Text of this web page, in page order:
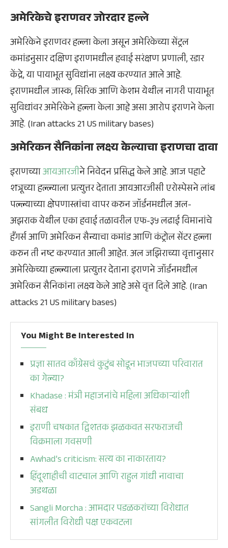
अमेरिकेचे इराणवर जोरदार हल्ले
अमेरिकेने इराणवर हल्ला केला असून अमेरिकेच्या सेंट्रल
कमांडनुसार दक्षिण इराणमधील हवाई सरंक्षण प्रणाली, रडार
केंद्रे, या पायाभूत सुविधांना लक्ष्य करण्यात आले आहे.
इराणमधील जास्क, सिरिक आणि केशम येथील नागरी पायाभूत
सुविधांवर अमेरिकेने हल्ला केला आहे असा आरोप इराणने केला
आहे. (Iran attacks 21 US military bases)
अमेरिकन सैनिकांना लक्ष्य केल्याचा इराणचा दावा
इराणच्याआयआरजीने निवेदन प्रसिद्ध केले आहे. आज पहाटे
शत्रूच्या हल्ल्याला प्रत्युत्तर देताता आयआरजीसी एरोस्पेसने लांब
पल्ल्याच्या क्षेपणास्त्रांचा वापर करुन जॉर्डनमधील अल-
अझराक येथील एका हवाई तळावरील एफ-३५ लढाई विमानांचे
हँगर्स आणि अमेरिकन सैन्याचा कमांड आणि कंट्रोल सेंटर हल्ला
करुन ती नष्ट करण्यात आली आहेत. अल जझिराच्या वृत्तानुसार
अमेरिकेच्या हल्ल्याला प्रत्युत्तर देताना इराणने जॉर्डनमधील
अमेरिकन सैनिकांना लक्ष्य केले आहे असे वृत्त दिले आहे. (Iran
attacks 21 US military bases)
You Might Be Interested In
प्रज्ञा सातव काँग्रेसचं कुटुंब सोडून भाजपच्या परिवारात
का गेल्या?
Khadase : मंत्री महाजनांचे महिला अधिकाऱ्यांशी
संबध
इराणी चषकात द्विशतक झळकवत सरफराजची
विक्रमाला गवसणी
Awhad’s criticism: सत्य का नाकारताय?
हिंदूशाहीची वाटचाल आणि राहुल गांधी नावाचा
अडथळा
Sangli Morcha : आमदार पडळकरांच्या विरोधात
सांगलीत विरोधी पक्ष एकवटला